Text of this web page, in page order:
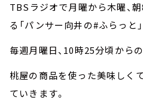
TBSラジオで月曜から木曜、
る「パンサー向井の#ふらっと」
毎週月曜日、10時25分頃から
桃屋の商品を使った美味しく
ていきます。